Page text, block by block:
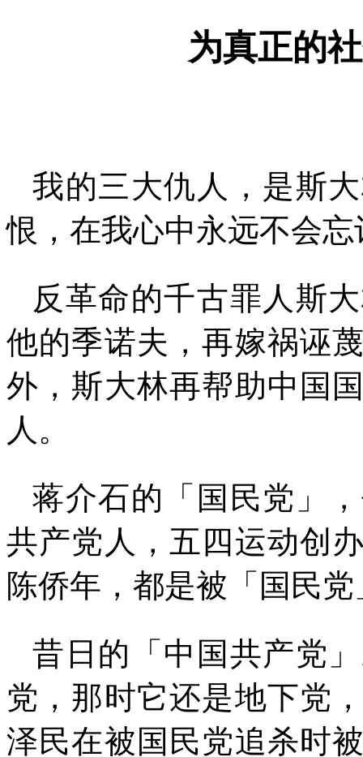
为真正的
我的三大仇人，是斯
恨，在我心中永远不会忘
反革命的千古罪人斯
他的季诺夫，再嫁祸诬
外，斯大林再帮助中国
人。
蒋介石的「国民党」
共产党人，五四运动创
陈侨年，都是被「国民
昔日的「中国共产党
党，那时它还是地下党
泽民在被国民党追杀时